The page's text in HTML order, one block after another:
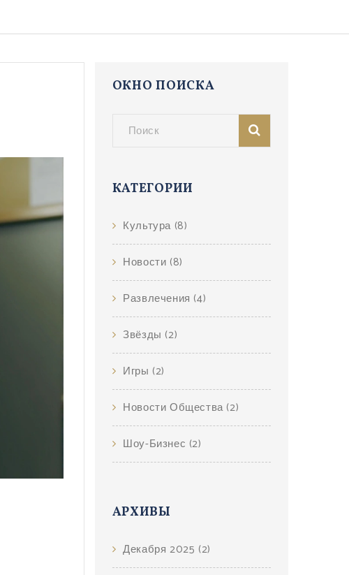
ОКНО ПОИСКА
КАТЕГОРИИ
Культура (8)
Новости (8)
Развлечения (4)
Звёзды (2)
Игры (2)
Новости Общества (2)
Шоу-Бизнес (2)
АРХИВЫ
Декабря 2025 (2)